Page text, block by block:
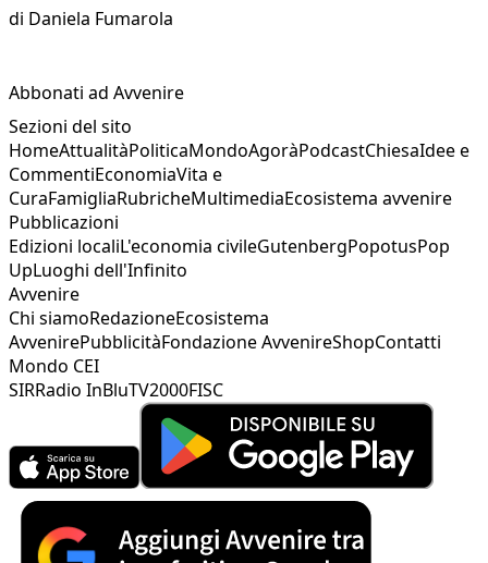
di Daniela Fumarola
Abbonati ad Avvenire
Sezioni del sito
HomeAttualitàPoliticaMondoAgoràPodcastChiesaIdee e
CommentiEconomiaVita e
CuraFamigliaRubricheMultimediaEcosistema avvenire
Pubblicazioni
Edizioni localiL'economia civileGutenbergPopotusPop
UpLuoghi dell'Infinito
Avvenire
Chi siamoRedazioneEcosistema
AvvenirePubblicitàFondazione AvvenireShopContatti
Mondo CEI
SIRRadio InBluTV2000FISC